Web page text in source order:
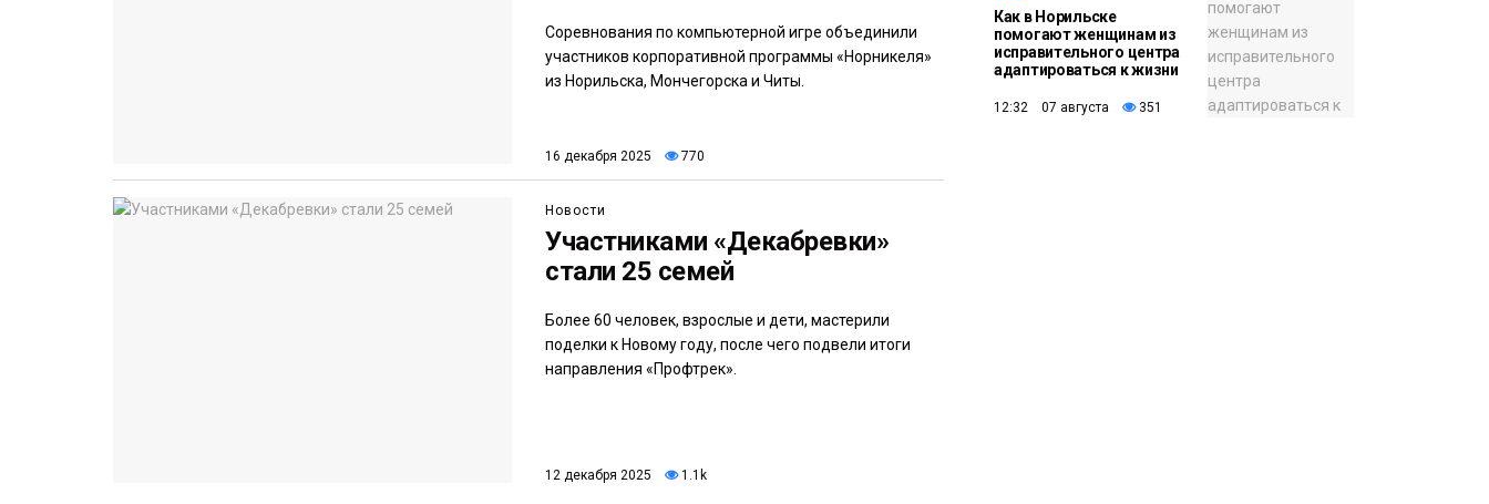
Соревнования по компьютерной игре объединили
участников корпоративной программы «Норникеля»
из Норильска, Мончегорска и Читы.
16 декабря 2025 770
Новости
Участниками «Декабревки»
стали 25 семей
Более 60 человек, взрослые и дети, мастерили
поделки к Новому году, после чего подвели итоги
направления «Профтрек».
12 декабря 2025 1.1k
Как в Норильске
помогают женщинам из
исправительного центра
адаптироваться к жизни
12:32 07 августа 351